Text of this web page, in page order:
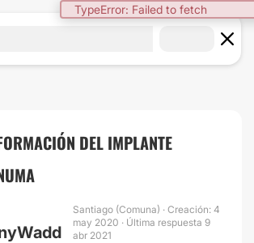
TypeError: Failed to fetch
DEL IMPLANTE
Santiago (Comuna) · Creación: 4
may 2020 · Última respuesta 9
abr 2021